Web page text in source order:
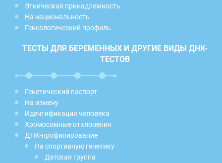
Этническая принадлежность
На национальность
Генеалогический профиль
ТЕСТЫ ДЛЯ БЕРЕМЕННЫХ И ДРУГИЕ ВИДЫ ДНК-
ТЕСТОВ
Генетический паспорт
На измену
Идентификация человека
Хромосомные отклонения
ДНК-профилирование
На спортивную генетику
Детская группа